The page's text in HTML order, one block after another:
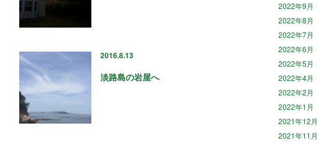
2016.8.13
淡路島の岩屋へ
2022年9月
2022年8月
2022年7月
2022年6月
2022年5月
2022年4月
2022年2月
2022年1月
2021年12月
2021年11月